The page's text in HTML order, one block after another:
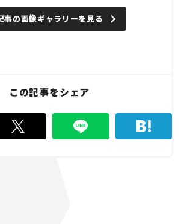
事の画像ギャラリーを見る
この記事をシェア